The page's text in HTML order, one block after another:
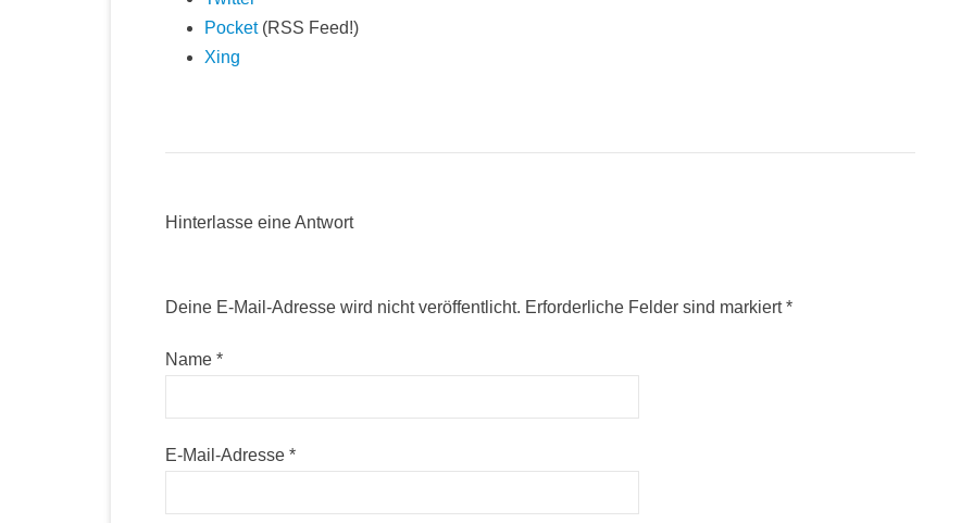
Pocket(RSS Feed!)
Xing
Hinterlasse eine Antwort
Deine E-Mail-Adresse wird nicht veröffentlicht. Erforderliche Felder sind markiert*
Name *
E-Mail-Adresse *